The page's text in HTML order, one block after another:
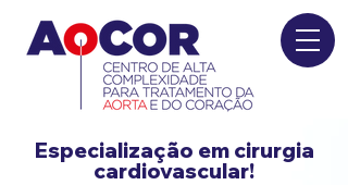
Especialização em cirurgia
cardiovascular!